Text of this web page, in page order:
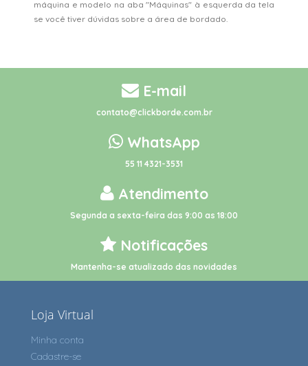
máquina e modelo na aba "Máquinas" à esquerda da tela
se você tiver dúvidas sobre a área de bordado.
E-mail
contato@clickborde.com.br
WhatsApp
55 11 4321-3531
Atendimento
Segunda a sexta-feira das 9:00 as 18:00
Notificações
Mantenha-se atualizado das novidades
Loja Virtual
Minha conta
Cadastre-se